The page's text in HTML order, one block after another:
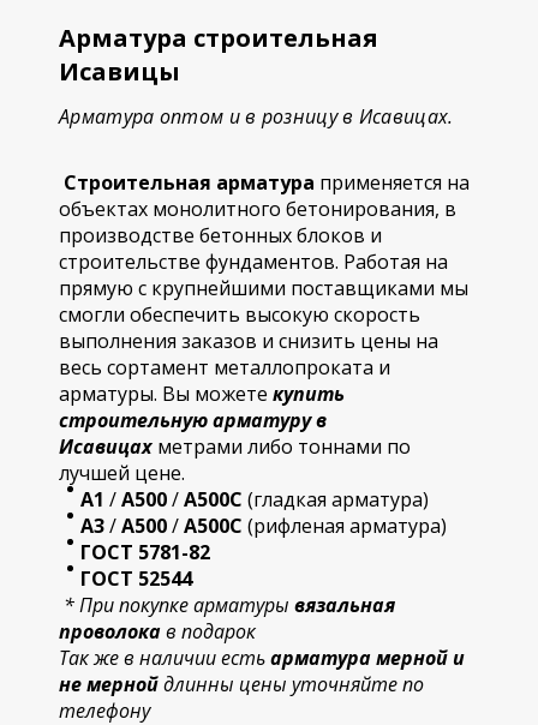
Арматура строительная
Исавицы
Арматура оптом и в розницу в Исавицах.
Строительная арматура применяется на
объектах монолитного бетонирования, в
производстве бетонных блоков и
строительстве фундаментов. Работая на
прямую с крупнейшими поставщиками мы
смогли обеспечить высокую скорость
выполнения заказов и снизить цены на
весь сортамент металлопроката и
арматуры. Вы можете купить
строительнуюарматуру в
Исавицах метрами либо тоннами по
лучшей цене.
А1 /А500/А500С (гладкая арматура)
А3/А500/А500С (рифленая арматура)
ГОСТ 5781-82
ГОСТ 52544
* При покупке арматуры вязальная
проволокав подарок
Так же в наличии естьарматура мерной и
не мернойдлинны цены уточняйте по
телефону